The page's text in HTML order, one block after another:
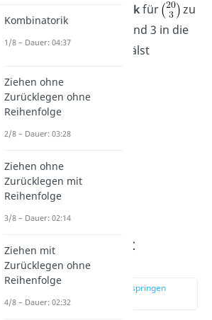
n über kfür
zu
kannst du 20 und 3 in die
Formel einsetzen und erhälst
Binomialkoeffizient
Taschenrechner
zur Stelle im Video springen
(01:43)
Kombinatorik
1/8 – Dauer: 04:37
Ziehen ohne
Zurücklegen ohne
Reihenfolge
2/8 – Dauer: 03:28
Ziehen ohne
Zurücklegen mit
Reihenfolge
3/8 – Dauer: 02:14
Ziehen mit
Zurücklegen ohne
Reihenfolge
4/8 – Dauer: 02:32